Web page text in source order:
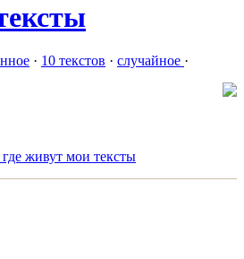
· 10 текстов · случайное ·